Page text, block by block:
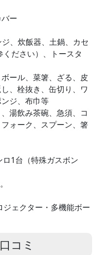
ー
、炊飯器、土鍋、カセ
ださい）、トースタ
ール、菜箸、ざる、皮
、栓抜き、缶切り、ワ
ジ、布巾等
湯飲み茶碗、急須、コ
ォーク、スプーン、箸
1台（特殊ガスボン
ェクター・多機能ボー
コミ